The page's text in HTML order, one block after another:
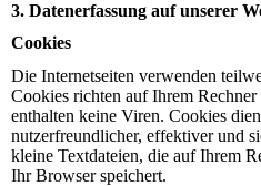
3. Datenerfassung auf unserer
Cookies
Die Internetseiten verwenden
Cookies richten auf Ihrem Rechner
enthalten keine Viren. Cookies
nutzerfreundlicher, effektiver und
kleine Textdateien, die auf Ihrem
Ihr Browser speichert.